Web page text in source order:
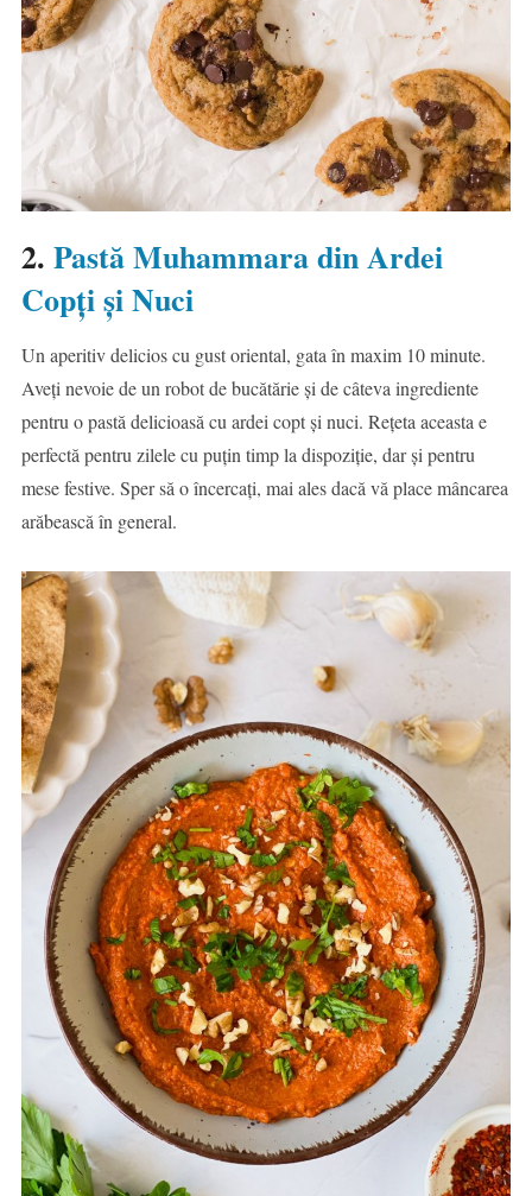
2. Pastă Muhammara din Ardei
Copți și Nuci
Un aperitiv delicios cu gust oriental, gata în maxim 10 minute.
Aveți nevoie de un robot de bucătărie și de câteva ingrediente
pentru o pastă delicioasă cu ardei copt și nuci. Rețeta aceasta e
perfectă pentru zilele cu puțin timp la dispoziție, dar și pentru
mese festive. Sper să o încercați, mai ales dacă vă place mâncarea
arăbească în general.